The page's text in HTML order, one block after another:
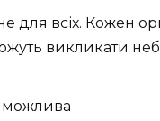
всіх. Кожен
викликати
можлива